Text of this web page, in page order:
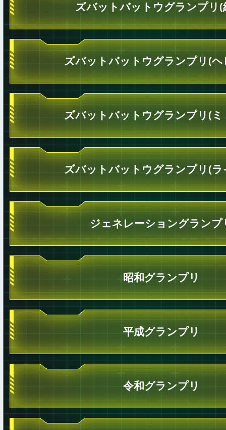
ズバットバットウグランプリ(
ズバットバットウグランプリ(ヘ
ズバットバットウグランプリ(ミ
ズバットバットウグランプリ(ラ
ジェネレーショングランプ
昭和グランプリ
平成グランプリ
令和グランプリ